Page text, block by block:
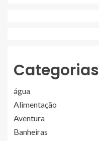
Categorias
água
Alimentação
Aventura
Banheiras